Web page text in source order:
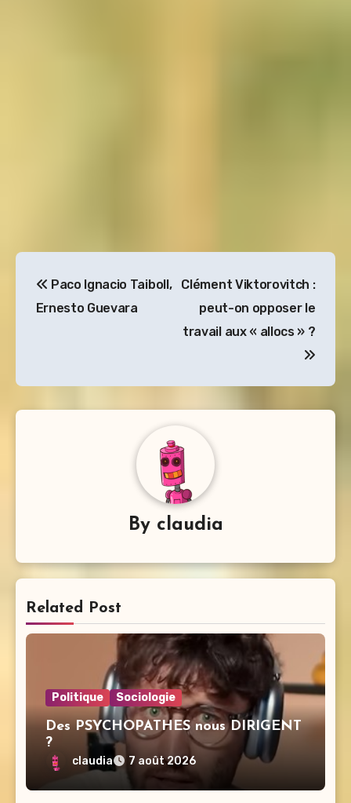
de
Paco Ignacio TaiboII,
Ernesto Guevara
Clément Viktorovitch :
peut-on opposer le
travail aux « allocs » ?
By claudia
Related Post
Politique Sociologie
Des PSYCHOPATHES nous DIRIGENT
?
claudia 7 août 2026